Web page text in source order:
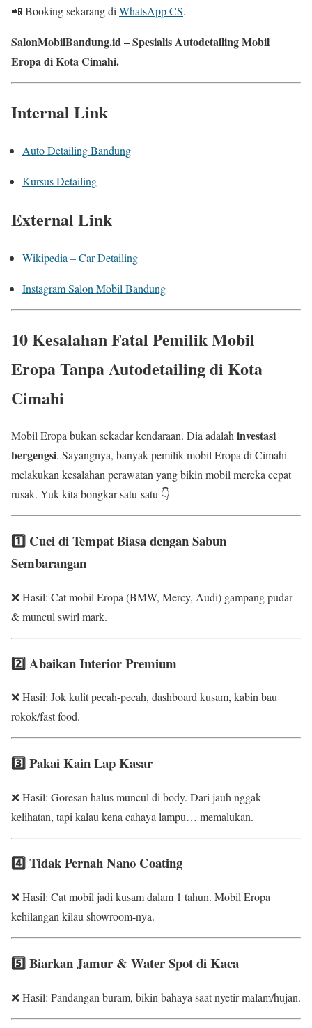
📲 Booking sekarang di WhatsApp CS.
SalonMobilBandung.id – Spesialis Autodetailing Mobil
Eropa di Kota Cimahi.
Internal Link
Auto Detailing Bandung
Kursus Detailing
External Link
Wikipedia – Car Detailing
Instagram Salon Mobil Bandung
10 Kesalahan Fatal Pemilik Mobil
Eropa Tanpa Autodetailing di Kota
Cimahi
Mobil Eropa bukan sekadar kendaraan. Dia adalahinvestasi
bergengsi. Sayangnya, banyak pemilik mobil Eropa di Cimahi
melakukan kesalahan perawatan yang bikin mobil mereka cepat
rusak. Yuk kita bongkar satu-satu 👇
1️⃣ Cuci di Tempat Biasa dengan Sabun
Sembarangan
❌ Hasil: Cat mobil Eropa (BMW, Mercy, Audi) gampang pudar
& muncul swirl mark.
2️⃣ Abaikan Interior Premium
❌ Hasil: Jok kulit pecah-pecah, dashboard kusam, kabin bau
rokok/fast food.
3️⃣ Pakai Kain Lap Kasar
❌ Hasil: Goresan halus muncul di body. Dari jauh nggak
kelihatan, tapi kalau kena cahaya lampu… memalukan.
4️⃣ Tidak Pernah Nano Coating
❌ Hasil: Cat mobil jadi kusam dalam 1 tahun. Mobil Eropa
kehilangan kilau showroom-nya.
5️⃣ Biarkan Jamur & Water Spot di Kaca
❌ Hasil: Pandangan buram, bikin bahaya saat nyetir malam/hujan.